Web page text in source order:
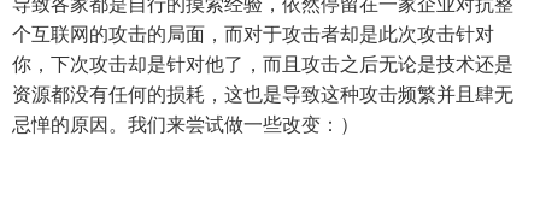
个互联网的攻击的局面，而对于攻击者却是此次攻击针对
你，下次攻击却是针对他了，而且攻击之后无论是技术还是
资源都没有任何的损耗，这也是导致这种攻击频繁并且肆无
忌惮的原因。我们来尝试做一些改变：）